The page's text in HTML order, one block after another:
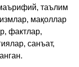
таълим
мақоллар
фактлар,
санъат,